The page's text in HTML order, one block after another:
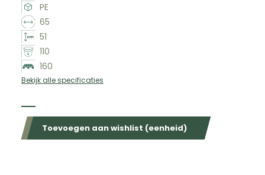
PE
65
51
110
160
Bekijk alle specificaties
Toevoegen aan wishlist (eenheid)